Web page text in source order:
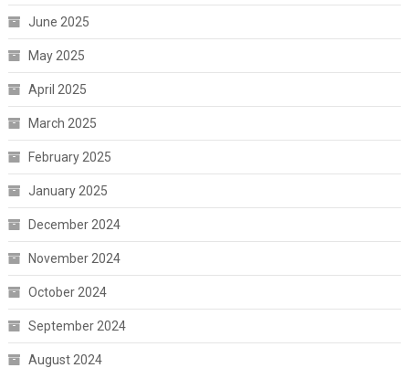
June 2025
May 2025
April 2025
March 2025
February 2025
January 2025
December 2024
November 2024
October 2024
September 2024
August 2024